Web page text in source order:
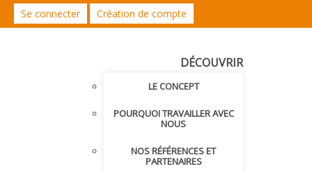
Se connecter Création de compte
DÉCOUVRIR
LE CONCEPT
POURQUOI TRAVAILLER AVEC
NOUS
NOS RÉFÉRENCES ET
PARTENAIRES